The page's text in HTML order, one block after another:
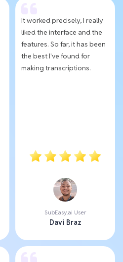
It worked precisely, I really
liked the interface and the
features. So far, it has been
the best I've found for
making transcriptions.
SubEasy.ai User
Davi Braz